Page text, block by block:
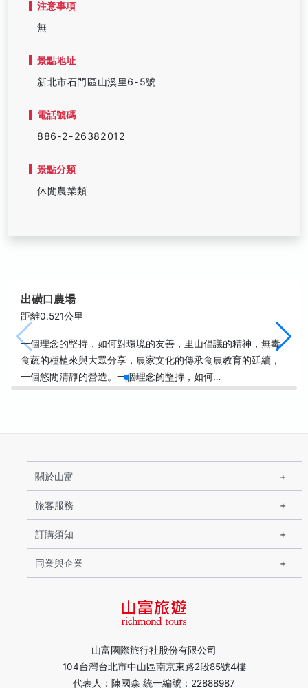
注意事項
無
景點地址
新北市石門區山溪里6-5號
電話號碼
886-2-26382012
景點分類
休閒農業類
出磺口農場
距離0.521公里
一個理念的堅持，如何對環境的友善，里山倡議的精神，無毒
食蔬的種植來與大眾分享，農家文化的傳承食農教育的延續，
一個悠閒清靜的營造。一個理念的堅持，如何…
山富國際旅行社股份有限公司
104台灣台北市中山區南京東路2段85號4樓
代表人：陳國森 統一編號：22888987
關於山富
旅客服務
訂購須知
同業與企業